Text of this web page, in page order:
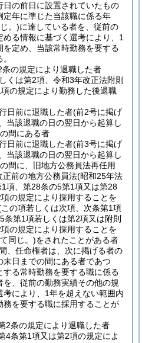
日の前日に設置されていたもの
定年に準じた当該職に係る年
。)に達している者を、従前の
る情報に基づく選考により、1
定め、当該常時勤務を要する
の規定により退職した者
くは第2項、令和3年改正法附則
の規定により勤務した後退職
日前に退職した者(前2号に掲げ
当該退職の日の翌日から起算し
間にある者
日前に退職した者(前3号に掲げ
当該退職の日の翌日から起算し
間に、旧地方公務員法再任用
前の地方公務員法(昭和25年法
項、第28条の5第1項又は第28
の規定により採用することを
の項若しくは次項、次条第1項
条第1項若しくは第2項又は附則
の規定により採用することを
同じ。)をされたことがある者
、任命権者は、次に掲げる者の
末日までの間にある者であつ
る常時勤務を要する職に係る
、従前の勤務実績その他の規
により、1年を超えない範囲内
務を要する職に採用することが
2条の規定により退職した者
4条第1項又は第2項の規定によ